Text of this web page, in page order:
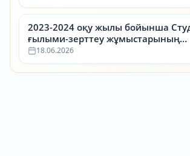
2023-2024 оқу жылы бойынша
ғылыми-зерттеу жұмыстарының
республикалық конкурсының (СҒЗЖ)
18.06.2026